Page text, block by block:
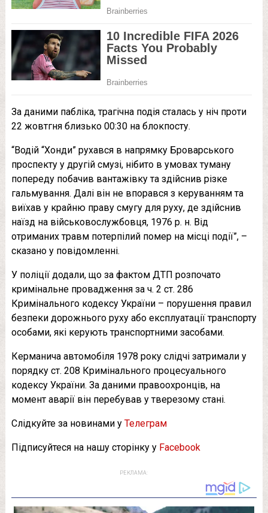
За даними пабліка, трагічна подія сталась у ніч проти
22 жовтгня близько 00:30 на блокпосту.
“Водій “Хонди” рухався в напрямку Броварського
проспекту у другій смузі, нібито в умовах туману
попереду побачив вантажівку та здійснив різке
гальмування. Далі він не впорався з керуванням та
виїхав у крайню праву смугу для руху, де здійснив
наїзд на військовослужбовця, 1976 р. н. Від
отриманих травм потерпілий помер на місці події”, –
сказано у повідомленні.
У поліції додали, що за фактом ДТП розпочато
кримінальне провадження за ч. 2 ст. 286
Кримінального кодексу України – порушення правил
безпеки дорожнього руху або експлуатації транспорту
особами, які керують транспортними засобами.
Керманича автомобіля 1978 року слідчі затримали у
порядку ст. 208 Кримінального процесуального
кодексу України. За даними правоохронців, на
момент аварії він перебував у тверезому стані.
Слідкуйте за новинами у Телеграм
Підписуйтеся на нашу сторінку у Facebook
РЕКЛАМА: